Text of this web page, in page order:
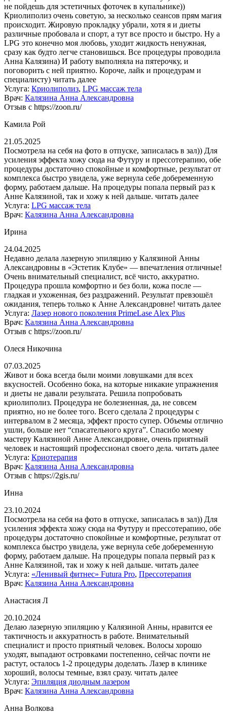
не пойдешь для эстетичных фоточек в купальнике))
Криолиполиз очень советую, за несколько сеансов прям магия
происходит. Жировую прокладку убрали, хотя я и диеты
различные пробовала и спорт, а тут все просто и быстро. Ну а
LPG это конечно моя любовь, уходит жидкость ненужная,
сразу как будто легче становишься. Все процедуры проводила
Анна Калязина) И работу выполняла на пятерочку, и
поговорить с ней приятно. Короче, лайк и процедурам и
специалисту) читать далее
Услуга: Криолиполиз, LPG массаж тела
Врач: Калязина Анна Александровна
Отзыв с https://zoon.ru/
Камила Рой
21.05.2025
Посмотрела на себя на фото в отпуске, записалась в зал)) Для
усиления эффекта хожу сюда на Футуру и прессотерапию, обе
процедуры достаточно спокойные и комфортные, результат от
комплекса быстро увидела, уже вернула себе добеременную
форму, работаем дальше. На процедуры попала первый раз к
Анне Калязиной, так и хожу к ней дальше. читать далее
Услуга: LPG массаж тела
Врач: Калязина Анна Александровна
Ирина
24.04.2025
Недавно делала лазерную эпиляцию у Калязиной Анны
Александровны в «Эстетик Клубе» — впечатления отличные!
Очень внимательный специалист, всё чисто, аккуратно.
Процедура прошла комфортно и без боли, кожа после —
гладкая и ухоженная, без раздражений. Результат превзошёл
ожидания, теперь только к Анне Александровне! читать далее
Услуга: Лазер нового поколения PrimeLase Alex Plus
Врач: Калязина Анна Александровна
Отзыв с https://zoon.ru/
Олеся Никочина
07.03.2025
Живот и бока всегда были моими ловушками для всех
вкусностей. Особенно бока, на которые никакие упражнения
и диеты не давали результата. Решила попробовать
криолиполиз. Процедура не болезненная, да, не совсем
приятно, но не более того. Всего сделала 2 процедуры с
интервалом в 2 месяца, эффект просто супер. Объемы отлично
ушли, больше нет “спасательного круга”. Спасибо моему
мастеру Калязиной Анне Александровне, очень приятный
человек и настоящий профессионал своего дела. читать далее
Услуга: Криотерапия
Врач: Калязина Анна Александровна
Отзыв с https://2gis.ru/
Инна
23.10.2024
Посмотрела на себя на фото в отпуске, записалась в зал)) Для
усиления эффекта хожу сюда на Футуру и прессотерапию, обе
процедуры достаточно спокойные и комфортные, результат от
комплекса быстро увидела, уже вернула себе добеременную
форму, работаем дальше. На процедуры попала первый раз к
Анне Калязиной, так и хожу к ней дальше. читать далее
Услуга: «Ленивый фитнес» Futura Pro, Прессотерапия
Врач: Калязина Анна Александровна
Анастасия Л
20.10.2024
Делаю лазерную эпиляцию у Калязиной Анны, нравится ее
тактичность и аккуратность в работе. Внимательный
специалист и просто приятный человек. Волосы хорошо
уходят, выпадают островками постепенно, сейчас почти не
растут, осталось 1-2 процедуры доделать. Лазер в клинике
хороший, волосы темные, взял сразу. читать далее
Услуга: Эпиляция диодным лазером
Врач: Калязина Анна Александровна
Анна Волкова